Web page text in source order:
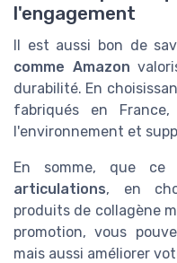
l'engagement
Il est aussi bon de
comme Amazon
durabilité. En
fabriqués en
l'environnement et
En somme, que
articulations, en
produits de collagène
promotion, vous
mais aussi améliorer